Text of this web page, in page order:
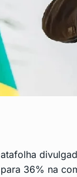
36% na
8
9
Lula
10
SAÚDE